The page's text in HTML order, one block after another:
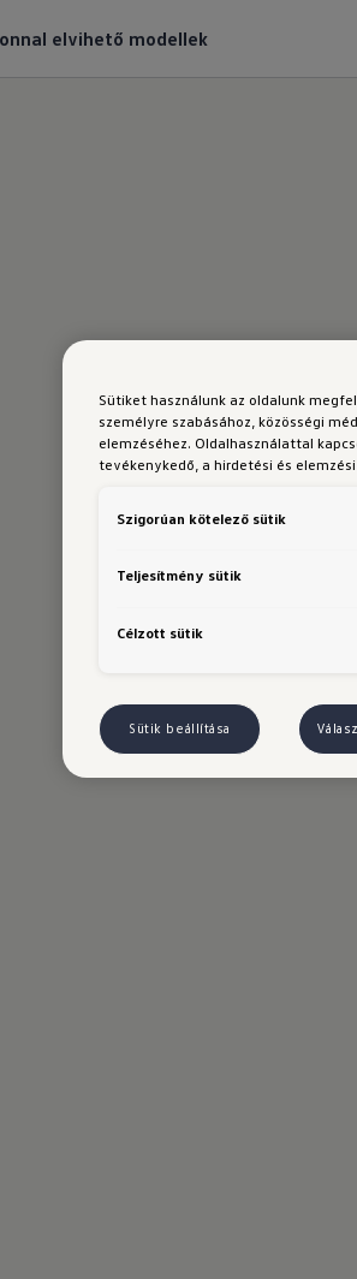
elvihető modellek
Sütiket használunk az oldalunk
személyre szabásához, közösségi
elemzéséhez. Oldalhasználattal
tevékenykedő, a hirdetési és
Szigorúan kötelező sütik
Teljesítmény sütik
Célzott sütik
Sütik beállítása